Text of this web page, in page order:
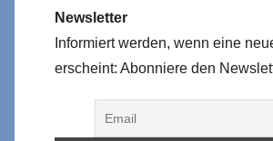
Newsletter
Informiert werden, wenn eine
erscheint: Abonniere den